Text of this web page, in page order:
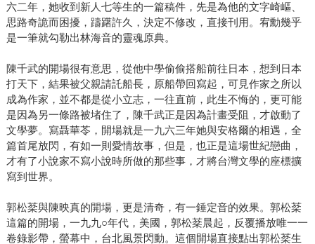
六二年，她收到新人七等生的一篇稿件，先是為他的文字崎嶇、
思路奇詭而困擾，躊躇許久，決定不修改，直接刊用。宥勳幾乎
是一筆就勾勒出林海音的靈魂原典。
陳千武的開場很有意思，從他中學偷偷搭船前往日本，想到日本
打天下，結果被父親請託船長，原船帶回寫起，可見作家之所以
成為作家，並不都是從小立志，一往直前，此生不悔的，更可能
是因為另一條路被堵住了，陳千武正是因為計畫受阻，才啟動了
文學夢。寫聶華苓，開場就是一九六三年她與安格爾的相遇，全
篇首尾放閃，有如一則愛情故事，但是，也正是這場世紀戀曲，
才有了小說家不寫小說時所做的那些事，才將台灣文學的座標擴
寫到世界。
郭松棻與陳映真的開場，更是清奇，有一錘定音的效果。郭松棻
這篇的開場，一九九○年代，美國，郭松棻晨起，反覆播放唯一一
卷錄影帶，螢幕中，台北風景閃動。這個開場直接點出郭松棻生